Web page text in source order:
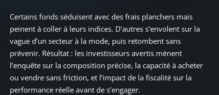
Certains fonds séduisent avec des frais planchers mais
peinent à coller à leurs indices. D’autres s’envolent sur la
vague d’un secteur à la mode, puis retombent sans
prévenir. Résultat : les investisseurs avertis mènent
l’enquête sur la composition précise, la capacité à acheter
ou vendre sans friction, et l’impact de la fiscalité sur la
performance réelle avant de s’engager.